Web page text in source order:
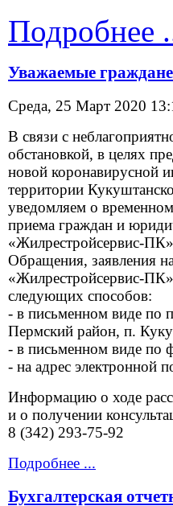
Подробнее
Уважаемые
Среда, 25 Март 2020
В связи с
обстановкой, в целях
новой коронавирусной
территории
уведомляем о
приема граждан и
«Жилрестройсервис-
Обращения, заявления
«Жилрестройсервис-
следующих способов:
- в письменном виде по
Пермский район, п.
- в письменном виде по
- на адрес электронной
Информацию о ходе
и о получении
8 (342) 293-75-92
Подробнее ...
Бухгалтерская